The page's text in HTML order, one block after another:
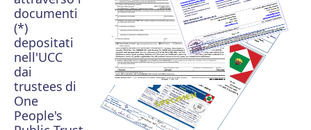
documenti
(*)
depositati
nell'UCC
dai
trustees di
One
People's